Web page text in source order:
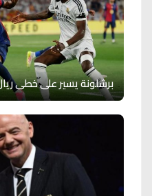
برشلونة يسير على خطى